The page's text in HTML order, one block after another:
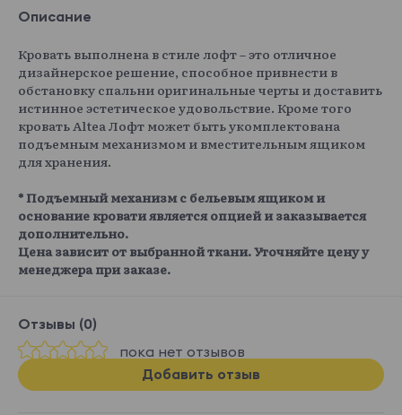
Описание
Кровать выполнена в стиле лофт – это отличное
дизайнерское решение, способное привнести в
обстановку спальни оригинальные черты и доставить
истинное эстетическое удовольствие. Кроме того
кровать Altea Лофт может быть укомплектована
подъемным механизмом и вместительным ящиком
для хранения.
* Подъемный механизм с бельевым ящиком и
основание кровати является опцией и заказывается
дополнительно.
Цена зависит от выбранной ткани. Уточняйте цену у
менеджера при заказе.
Отзывы (0)
пока нет отзывов
Добавить отзыв